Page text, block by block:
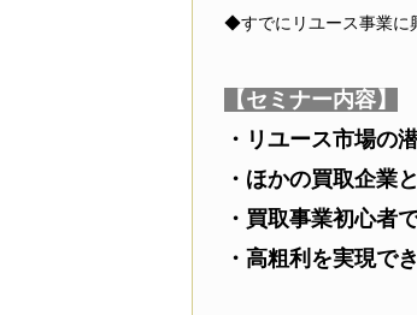
◆すでにリユース事業に
【セミナー内容】
・リユース市場の
・ほかの買取企業
・買取事業初心者
・高粗利を実現で